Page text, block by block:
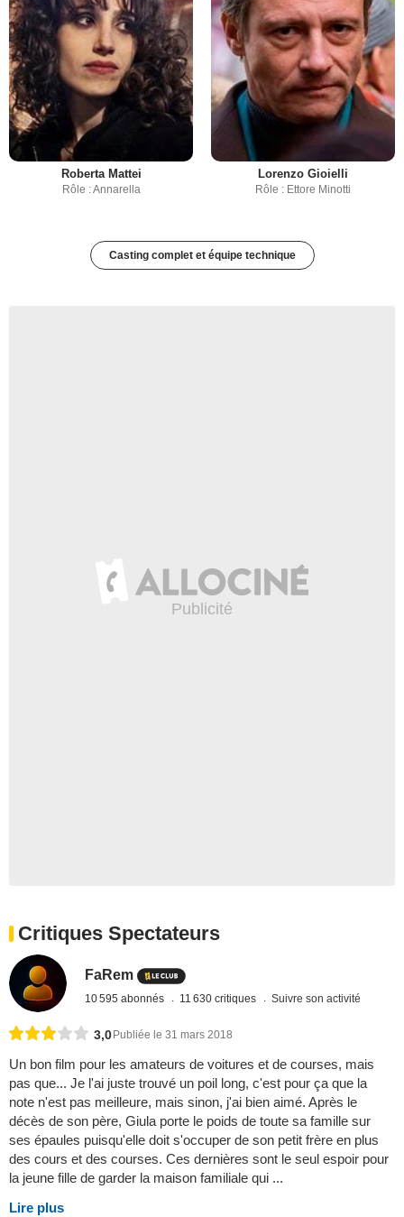
Roberta Mattei
Rôle : Annarella
Lorenzo Gioielli
Rôle : Ettore Minotti
Casting complet et équipe technique
Critiques Spectateurs
FaRem
10 595 abonnés 11 630 critiques Suivre son activité
3,0 Publiée le 31 mars 2018
Un bon film pour les amateurs de voitures et de courses, mais
pas que... Je l'ai juste trouvé un poil long, c'est pour ça que la
note n'est pas meilleure, mais sinon, j'ai bien aimé. Après le
décès de son père, Giula porte le poids de toute sa famille sur
ses épaules puisqu'elle doit s'occuper de son petit frère en plus
des cours et des courses. Ces dernières sont le seul espoir pour
la jeune fille de garder la maison familiale qui ...
Lire plus